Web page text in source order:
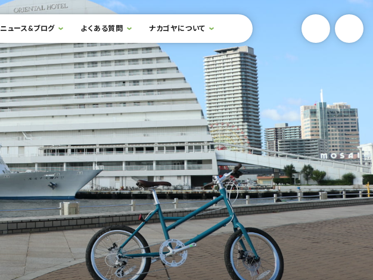
ニュース&ブログ よくある質問 ナカゴヤについて 検索フォームを開閉する YouTube